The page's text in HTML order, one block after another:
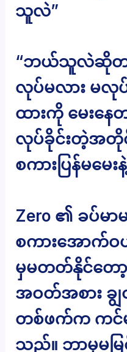
သူလဲ”
“ဘယ်သူလဲဆိုတ
လုပ်မလား မလု
ထားကို မေးနေ
လုပ်ခိုင်းတဲ့အတို
စကားပြန်မမေ
Zero ၏ ခပ်မာ
စကားအောက်
မှမတတ်နိုင်တော့ပ
အဝတ်အစား ခ
တစ်ဖက်က ကင်မ
သည်။ ဘာမှမမ